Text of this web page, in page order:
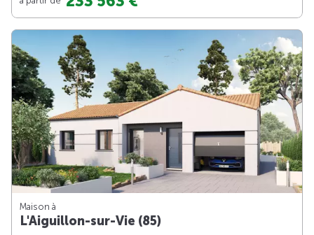
Maison à
L'Aiguillon-sur-Vie (85)